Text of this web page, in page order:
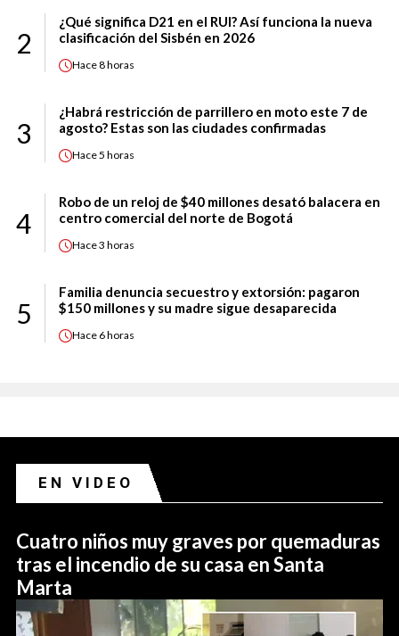
2
¿Qué significa D21 en el RUI? Así funciona la nueva
clasificación del Sisbén en 2026
Hace8 horas
3
¿Habrá restricción de parrillero en moto este 7 de
agosto? Estas son las ciudades confirmadas
Hace5 horas
4
Robo de un reloj de $40 millones desató balacera en
centro comercial del norte de Bogotá
Hace3 horas
5
Familia denuncia secuestro y extorsión: pagaron
$150 millones y su madre sigue desaparecida
Hace 6 horas
EN VIDEO
Cuatro niños muy graves por quemaduras
tras el incendio de su casa en Santa
Marta